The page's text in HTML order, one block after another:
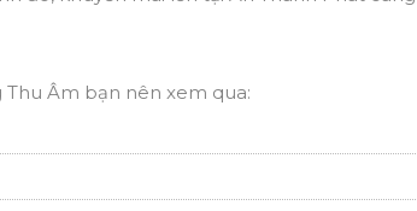
Âm bạn nên xem qua: